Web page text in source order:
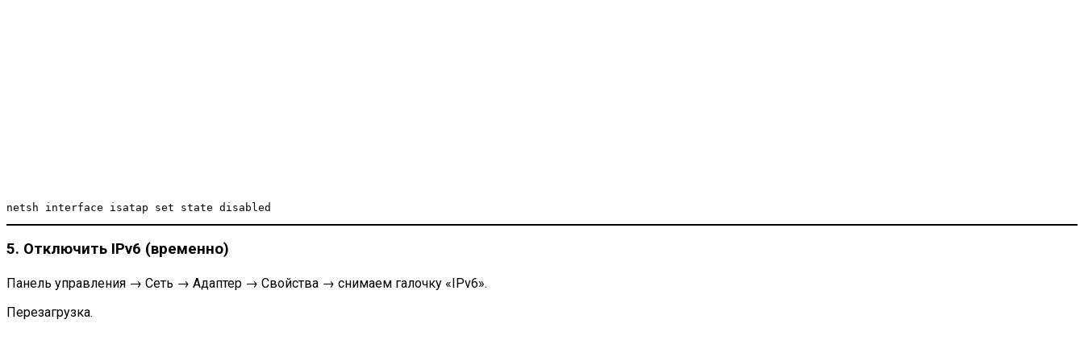
5. Отключить IPv6 (временно)
Панель управления → Сеть → Адаптер → Свойства → снимаем галочку «IPv6».
Перезагрузка.